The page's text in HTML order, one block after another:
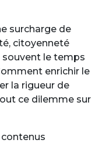
surcharge de
citoyenneté
souvent le temps
enrichir le
la rigueur de
ce dilemme sur